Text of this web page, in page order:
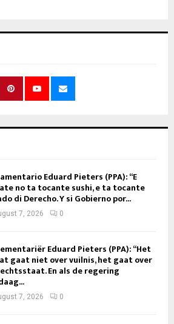
Eduard Pieters (PPA): “E
no ta tocante sushi, e ta tocante
di Derecho. Y si Gobierno por...
7, 2026 0
Eduard Pieters (PPA): “Het
gaat niet over vuilnis, het gaat over
En als de regering
7, 2026 0